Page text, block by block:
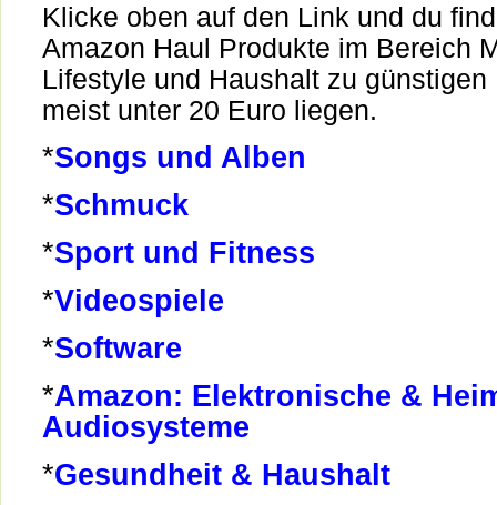
Klicke oben auf den Link und du
Amazon Haul Produkte im Bereich
Lifestyle und Haushalt zu günstigen
meist unter 20 Euro liegen.
*Songs und Alben
*Schmuck
*Sport und Fitness
*Videospiele
*Software
*Amazon: Elektronische &
Audiosysteme
*Gesundheit & Haushalt